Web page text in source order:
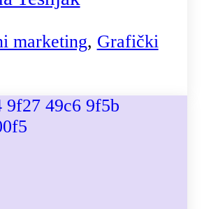
marketing, Grafički